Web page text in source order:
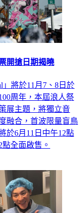
開搶日期揭曉
」將於11月7、8日於
周年，本屆浪人祭
展主題，將獨立音
融合，首波限量盲鳥
於6月11日中午12點
全面啟售。